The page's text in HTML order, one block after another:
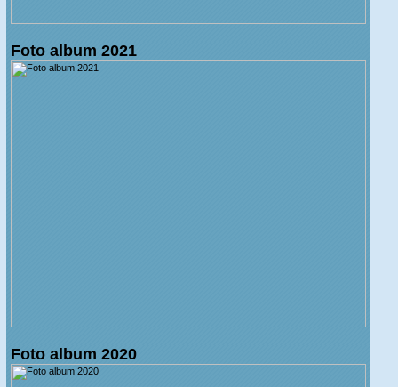
Foto album 2021
Foto album 2020